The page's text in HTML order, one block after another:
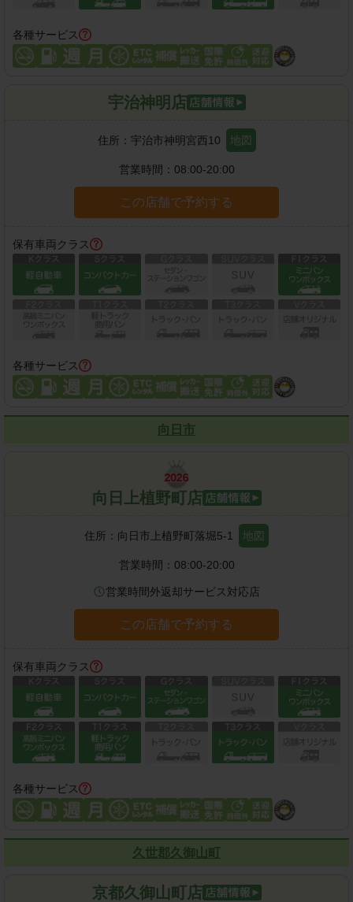
各種サービス
宇治神明店
住所： 宇治市神明宮西10 地図
営業時間： 08:00-20:00
この店舗で予約する
保有車両クラス
各種サービス
向日市
向日上植野町店
住所： 向日市上植野町落堀5-1 地図
営業時間： 08:00-20:00
営業時間外返却サービス対応店
この店舗で予約する
保有車両クラス
各種サービス
久世郡久御山町
京都久御山町店